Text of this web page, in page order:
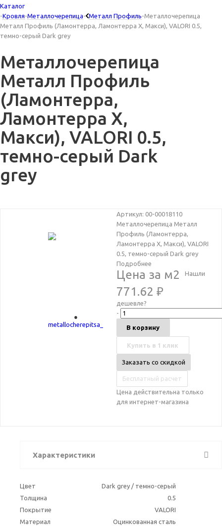
Каталог
-Кровля-Металлочерепица- Металл Профиль-Металлочерепица
Металл Профиль (Ламонтерра, Ламонтерра X, Макси), VALORI 0.5,
темно-серый Dark grey
Металлочерепица
Металл Профиль
(Ламонтерра,
Ламонтерра X,
Макси), VALORI 0.5,
темно-серый Dark
grey
Артикул: 00-00018110
Металлочерепица Металл
Профиль (Ламонтерра,
Ламонтерра X, Макси), VALORI
0.5, темно-серый Dark grey
Подробнее
Цена за м2
771.62 ₽
Нашли
дешевле?
-
В корзину
Купить в 1 клик
Заказать со скидкой
Бесплатный расчет
Цена действительна только
для интернет-магазина
Характеристики
Цвет
Dark grey / темно-серый
Толщина
0.5
Покрытие
VALORI
Материал
Оцинкованная сталь